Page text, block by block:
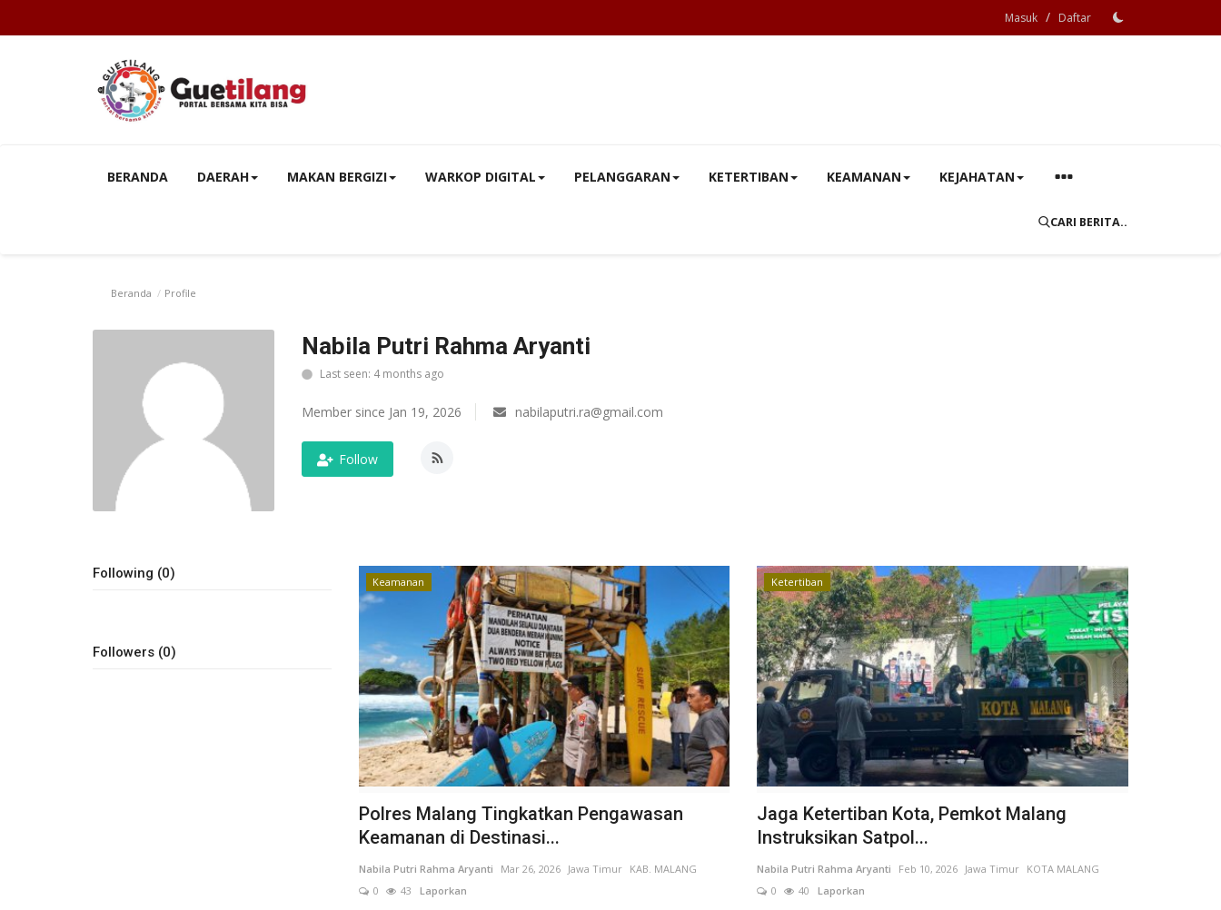
Masuk / Daftar
BERANDA DAERAH MAKAN BERGIZI WARKOP DIGITAL PELANGGARAN KETERTIBAN KEAMANAN KEJAHATAN
CARI BERITA..
Beranda Profile
Nabila Putri Rahma Aryanti
Last seen: 4 months ago
Member since Jan 19, 2026 nabilaputri.ra@gmail.com
Follow
Following (0)
Followers (0)
Keamanan
Polres Malang Tingkatkan Pengawasan
Keamanan di Destinasi...
Nabila Putri Rahma Aryanti Mar 26, 2026 Jawa Timur
KAB. MALANG
0
43 Laporkan
Ketertiban
Jaga Ketertiban Kota, Pemkot Malang
Instruksikan Satpol...
Nabila Putri Rahma Aryanti Feb 10, 2026 Jawa Timur KOTA MALANG
0
40 Laporkan